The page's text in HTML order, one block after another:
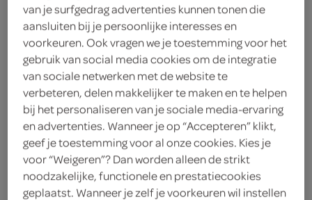
van je surfgedrag advertenties kunnen tonen die
aansluiten bij je persoonlijke interesses en
voorkeuren. Ook vragen we je toestemming voor het
gebruik van social media cookies om de integratie
van sociale netwerken met de website te
verbeteren, delen makkelijker te maken en te helpen
bij het personaliseren van je sociale media-ervaring
en advertenties. Wanneer je op “Accepteren” klikt,
geef je toestemming voor al onze cookies. Kies je
voor “Weigeren”? Dan worden alleen de strikt
noodzakelijke, functionele en prestatiecookies
geplaatst. Wanneer je zelf je voorkeuren wil instellen